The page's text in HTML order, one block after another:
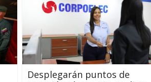
Desplegarán puntos de